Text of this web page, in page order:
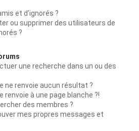
et d’ignorés ?
ou supprimer des utilisateurs de
?
une recherche dans un ou des
ne renvoie aucun résultat ?
renvoie à une page blanche ?!
des membres ?
mes propres messages et